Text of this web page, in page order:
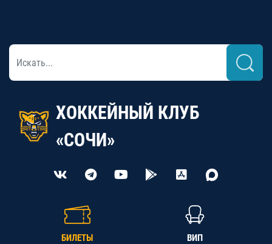
ХОККЕЙНЫЙ КЛУБ
«СОЧИ»
БИЛЕТЫ ВИП